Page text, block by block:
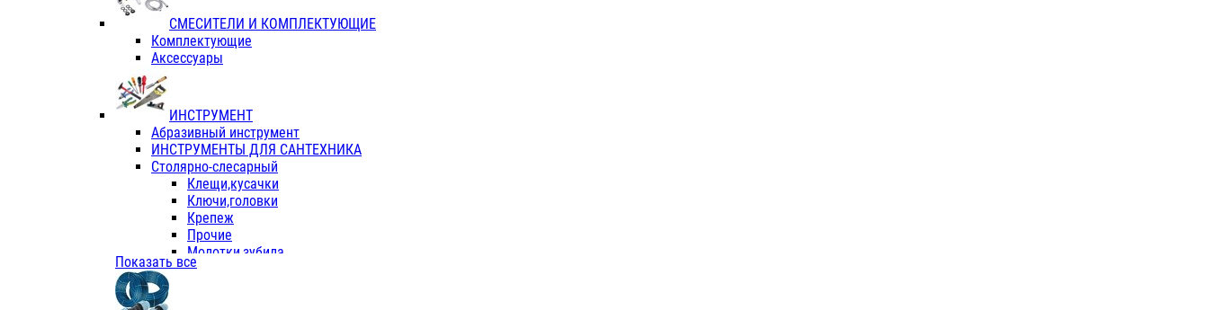
СМЕСИТЕЛИ И КОМПЛЕКТУЮЩИЕ
Комплектующие
Аксессуары
ИНСТРУМЕНТ
Абразивный инструмент
ИНСТРУМЕНТЫ ДЛЯ САНТЕХНИКА
Столярно-слесарный
Клещи,кусачки
Ключи,головки
Крепеж
Прочие
Молотки,зубила
Пассатижи,тонкогубцы,утконосы
Показать все